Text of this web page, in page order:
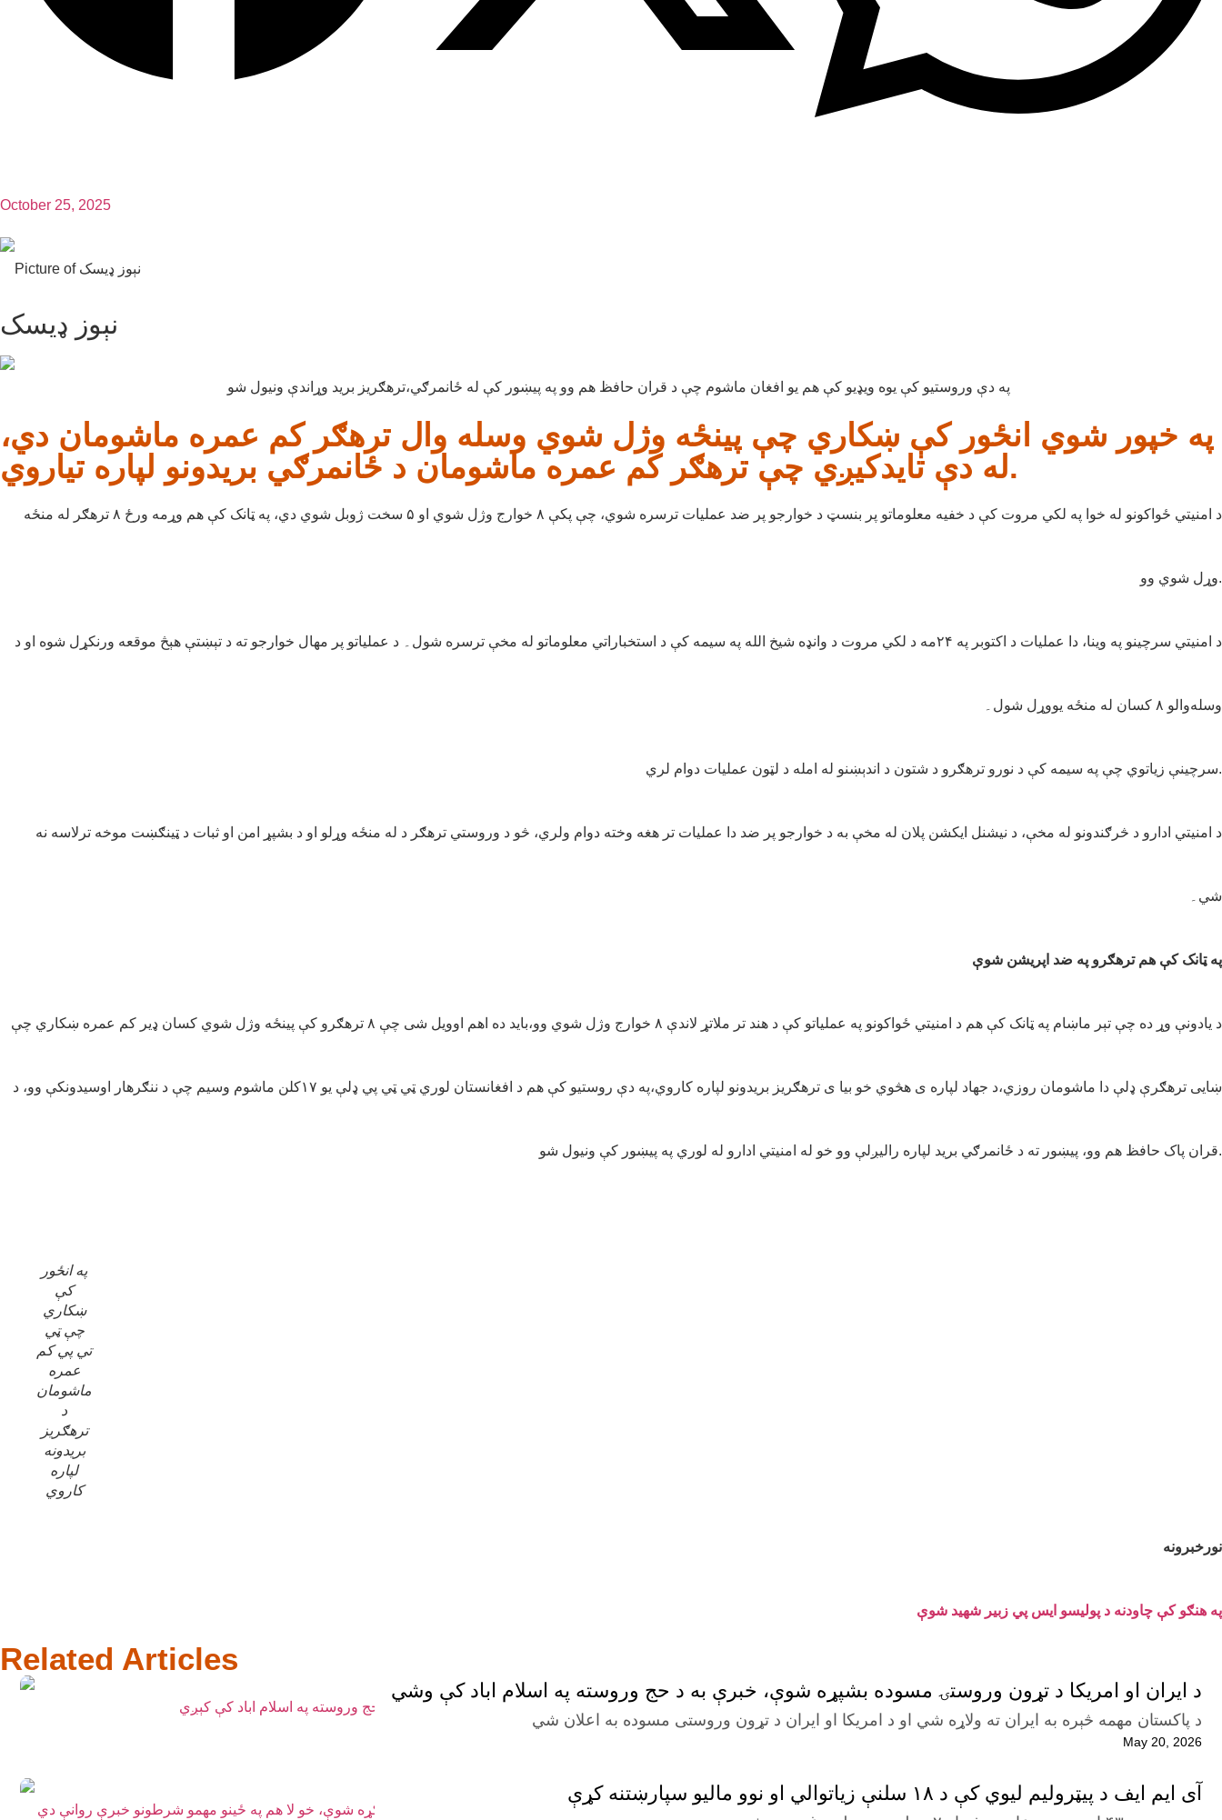
October 25, 2025
نېوز ډیسک
په خپور شوي انځور کې ښکاري چې پینځه وژل شوي وسله وال ترهګر کم عمره ماشومان دي،
له دې تایدکیږي چې ترهګر کم عمره ماشومان د ځانمرګي بریدونو لپاره تیاروي.
د امنیتي ځواکونو له خوا په لکي مروت کې د خفیه معلوماتو پر بنسټ د خوارجو پر ضد عملیات ترسره شوي، چې پکې ۸ خوارج وژل شوي او ۵ سخت ژوبل شوي دي، په ټانک کې هم وړمه ورځ ۸ ترهګر له منځه
وړل شوي وو.
د امنیتي سرچینو په وینا، دا عملیات د اکتوبر په ۲۴مه د لکي مروت د وانډه شیخ الله په سیمه کې د استخباراتي معلوماتو له مخې ترسره شول۔ د عملیاتو پر مهال خوارجو ته د تېښتې هېڅ موقعه ورنکړل شوه او د
وسله‌والو ۸ کسان له منځه یووړل شول۔
سرچینې زیاتوي چې په سیمه کې د نورو ترهګرو د شتون د اندېښنو له امله د لټون عملیات دوام لري.
د امنیتي ادارو د څرګندونو له مخې، د نیشنل ایکشن پلان له مخې به د خوارجو پر ضد دا عملیات تر هغه وخته دوام ولري، څو د وروستي ترهګر د له منځه وړلو او د بشپړ امن او ثبات د ټینګښت موخه ترلاسه نه
شي۔
په ټانک کې هم ترهګرو په ضد اپریشن شوې
د یادونې وړ ده چې تېر ماښام په ټانک کې هم د امنیتي ځواکونو په عملیاتو کې د هند تر ملاتړ لاندې ۸ خوارج وژل شوي وو،باید ده اهم اوویل شی چې ۸ ترهګرو کې پینځه وژل شوي کسان ډیر کم عمره ښکاري چې
ښایی ترهګرې ډلې دا ماشومان روزي،د جهاد لپاره ی هڅوي خو بیا ی ترهګريز بریدونو لپاره کاروي،په دې روستیو کې هم د افغانستان لوري ټي ټي پي ډلې یو ۱۷کلن ماشوم وسیم چې د ننګرهار اوسیدونکې وو، د
قران پاک حافظ هم وو، پیښور ته د ځانمرګي برید لپاره رالیږلې وو خو له امنیتي ادارو له لوري په پیښور کې ونیول شو.
په انځور
کې
ښکاري
چې ټي
تي پي کم
عمره
ماشومان
د
ترهګریز
بریدونه
لپاره
کاروي
نورخبرونه
په هنګو کې چاودنه د پولیسو ایس پي زبیر شهید شوې
Related Articles
د ایران او امریکا د تړون وروستۍ مسوده بشپړه شوې، خبرې به د حج وروسته په اسلام اباد کې وشي
د پاکستان مهمه څېره به ایران ته ولاړه شي او د امریکا او ایران د تړون وروستی مسوده به اعلان شي
May 20, 2026
آی ایم ایف د پیټرولیم لیوي کې د ۱۸ سلنې زیاتوالي او نوو مالیو سپارښتنه کړې